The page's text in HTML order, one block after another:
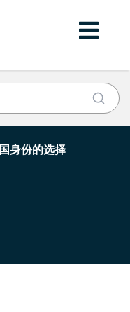
身份的选择